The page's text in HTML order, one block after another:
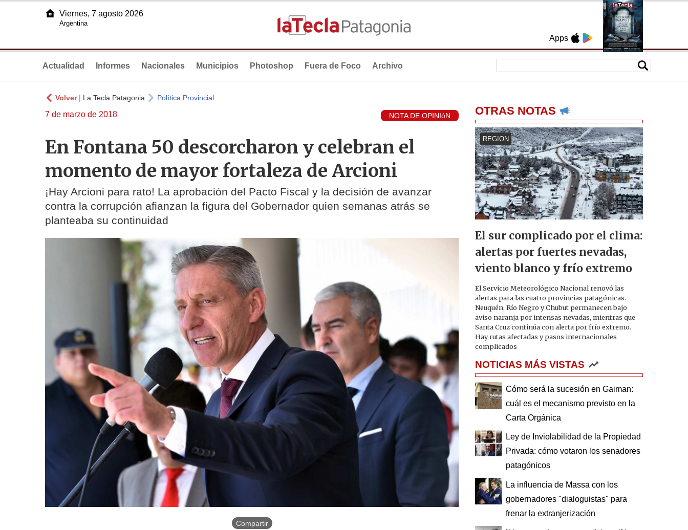
Apps
Viernes, 7 agosto 2026
Argentina
Actualidad Informes Nacionales Municipios Photoshop Fuera de Foco Archivo
Volver| La Tecla Patagonia Política Provincial
7 de marzo de 2018 NOTA DE OPINIóN
En Fontana 50 descorcharon y celebran el
momento de mayor fortaleza de Arcioni
¡Hay Arcioni para rato! La aprobación del Pacto Fiscal y la decisión de avanzar
contra la corrupción afianzan la figura del Gobernador quien semanas atrás se
planteaba su continuidad
Compartir
OTRAS NOTAS
REGION
El sur complicado por el clima:
alertas por fuertes nevadas,
viento blanco y frío extremo
El Servicio Meteorológico Nacional renovó las
alertas para las cuatro provincias patagónicas.
Neuquén, Río Negro y Chubut permanecen bajo
aviso naranja por intensas nevadas, mientras que
Santa Cruz continúa con alerta por frío extremo.
Hay rutas afectadas y pasos internacionales
complicados
NOTICIAS MÁS VISTAS
Cómo será la sucesión en Gaiman:
cuál es el mecanismo previsto en la
Carta Orgánica
Ley de Inviolabilidad de la Propiedad
Privada: cómo votaron los senadores
patagónicos
La influencia de Massa con los
gobernadores "dialoguistas" para
frenar la extranjerización